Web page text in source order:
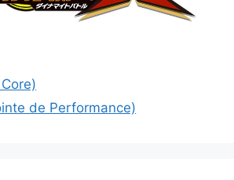
de Performance)